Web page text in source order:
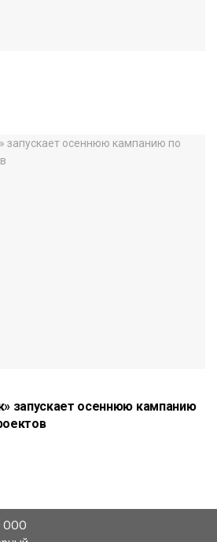
запускает осеннюю кампанию
ООО